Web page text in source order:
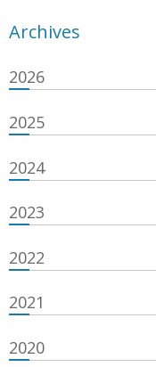
Archives
2026
2025
2024
2023
2022
2021
2020